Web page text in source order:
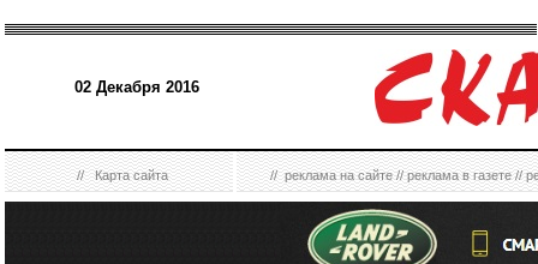
02 Декабря 2016
//Карта сайта //реклама на сайте//реклама в газете//